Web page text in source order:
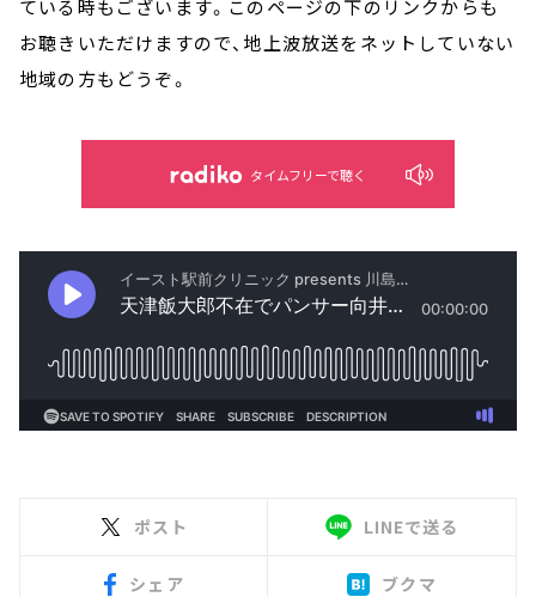
ている時もございます。このページの下のリンクからも
お聴きいただけますので、地上波放送をネットしていない
地域の方もどうぞ。
タイムフリーで聴く
ポスト LINEで送る
シェア ブクマ